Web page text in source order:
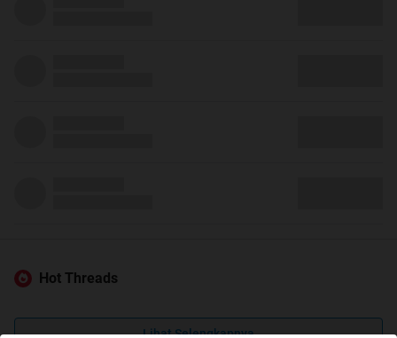
Hot Threads
Lihat Selengkapnya